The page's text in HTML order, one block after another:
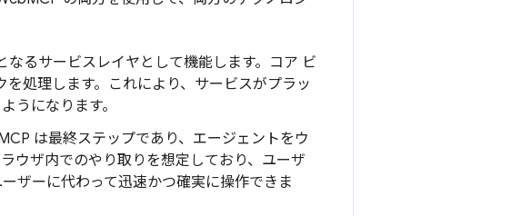
なるサービスレイヤとして機能します。コア ビ
処理します。これにより、サービスがプラッ
うになります。
は最終ステップであり、エージェントをウ
ウザ内でのやり取りを想定しており、ユーザ
ザーに代わって迅速かつ確実に操作できま